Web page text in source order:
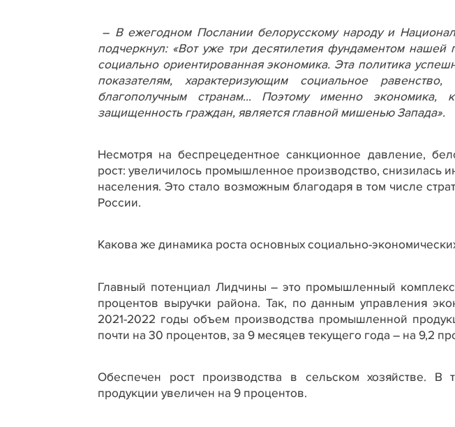
– В ежегодном Послании белорусскому народу и
подчеркнул: «Вот уже три десятилетия фундаментом нашей
социально ориентированная экономика. Эта политика
показателям, характеризующим социальное
благополучным странам… Поэтому именно экономика,
защищенность граждан, является главной мишенью Запада».
Несмотря на беспрецедентное санкционное давление,
рост: увеличилось промышленное производство, снизилась
населения. Это стало возможным благодаря в том числе
России.
Какова же динамика роста основных социально-
Главный потенциал Лидчины – это промышленный
процентов выручки района. Так, по данным управления
2021-2022 годы объем производства промышленной
почти на 30 процентов, за 9 месяцев текущего года – на 9,2
Обеспечен рост производства в сельском хозяйстве. В
продукции увеличен на 9 процентов.